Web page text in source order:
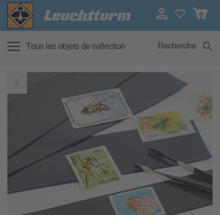
0
Tous les objets de collection Recherche